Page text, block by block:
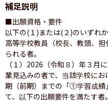
補足説明
■出願資格・要件
以下の(１)または(２)のいずれ
高等学校教員（校長、教頭、
られる者。
（１）2026（令和８）年３月
業見込みの者で、当該学校に
期（前期）までの「①学習成
て、以下の出願要件を満たす者。